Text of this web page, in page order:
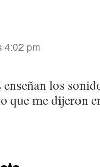
4:02 pm
los
que me dijeron